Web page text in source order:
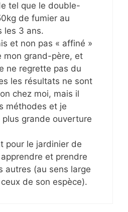
tel que le double-
de fumier au
les 3 ans.
et non pas « affiné »
mon grand-père, et
ne regrette pas du
les résultats ne sont
chez moi, mais il
méthodes et je
grande ouverture
pour le jardinier de
et prendre
autres (au sens large
de son espèce).